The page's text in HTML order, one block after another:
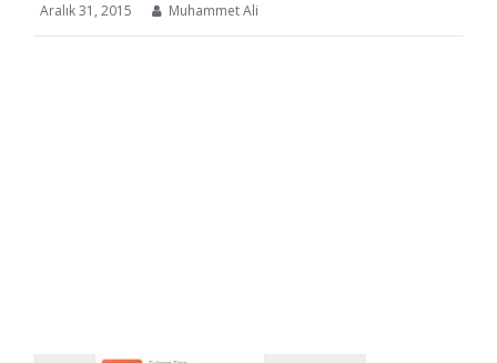
Aralık 31, 2015 Muhammet Ali